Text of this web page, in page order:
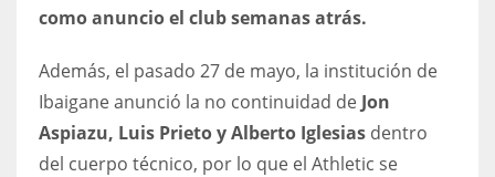
34
6
como anuncio el club semanas atrás.
Además, el pasado 27 de mayo, la institución de
Ibaigane anunció la no continuidad de Jon
Aspiazu, Luis Prieto y Alberto Iglesias dentro
del cuerpo técnico, por lo que el Athletic se